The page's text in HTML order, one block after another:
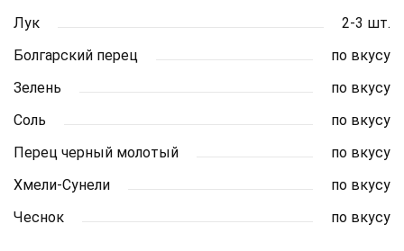
Лук
2-3 шт.
Болгарский перец
по вкусу
Зелень
по вкусу
Соль
по вкусу
Перец черный молотый
по вкусу
Хмели-Сунели
по вкусу
Чеснок
по вкусу